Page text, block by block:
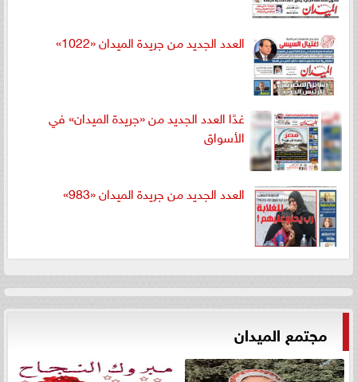
العدد الجديد من جريدة الميدان «1022»
غدًا العدد الجديد من «جريدة الميدان» في
الأسواق
العدد الجديد من جريدة الميدان «983»
مجتمع الميدان